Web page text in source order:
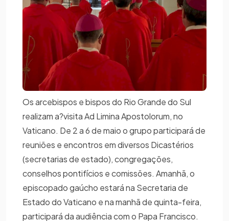
Os arcebispos e bispos do Rio Grande do Sul
realizam a?visita Ad Limina Apostolorum, no
Vaticano. De 2 a 6 de maio o grupo participará de
reuniões e encontros em diversos Dicastérios
(secretarias de estado), congregações,
conselhos pontifícios e comissões. Amanhã, o
episcopado gaúcho estará na Secretaria de
Estado do Vaticano e na manhã de quinta-feira,
participará da audiência com o Papa Francisco.